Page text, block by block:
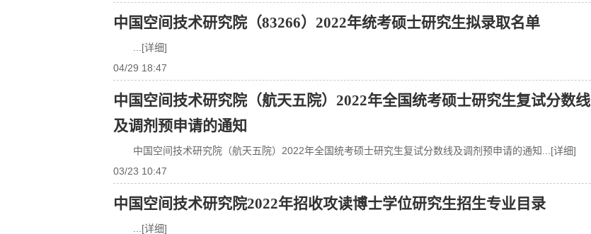
中国空间技术研究院（83266）2022年统考硕士研究生拟录取名单
...[详细]
04/29 18:47
中国空间技术研究院（航天五院）2022年全国统考硕士研究生复试分数线
及调剂预申请的通知
中国空间技术研究院（航天五院）2022年全国统考硕士研究生复试分数线及调剂预申请的通知
...[详细]
03/23 10:47
中国空间技术研究院2022年招收攻读博士学位研究生招生专业目录
...[详细]